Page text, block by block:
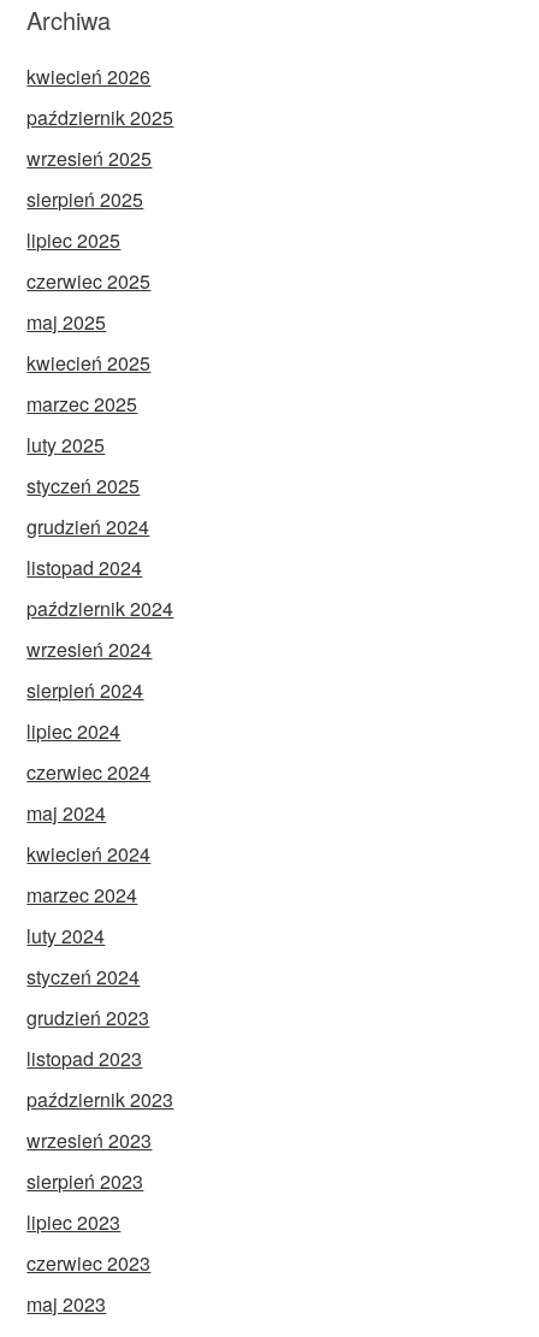
Archiwa
kwiecień 2026
październik 2025
wrzesień 2025
sierpień 2025
lipiec 2025
czerwiec 2025
maj 2025
kwiecień 2025
marzec 2025
luty 2025
styczeń 2025
grudzień 2024
listopad 2024
październik 2024
wrzesień 2024
sierpień 2024
lipiec 2024
czerwiec 2024
maj 2024
kwiecień 2024
marzec 2024
luty 2024
styczeń 2024
grudzień 2023
listopad 2023
październik 2023
wrzesień 2023
sierpień 2023
lipiec 2023
czerwiec 2023
maj 2023